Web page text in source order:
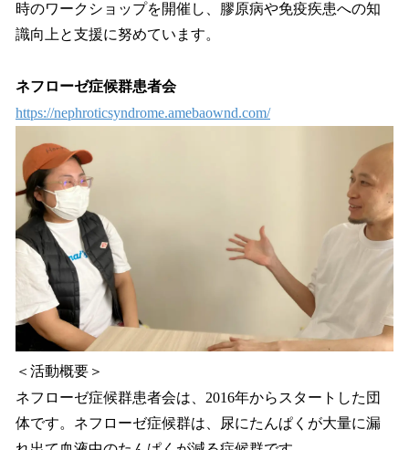
時のワークショップを開催し、膠原病や免疫疾患への知
識向上と支援に努めています。
ネフローゼ症候群患者会
https://nephroticsyndrome.amebaownd.com/
＜活動概要＞
ネフローゼ症候群患者会は、2016年からスタートした団
体です。ネフローゼ症候群は、尿にたんぱくが大量に漏